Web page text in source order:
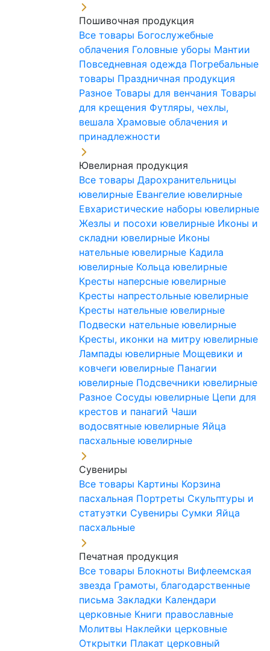
Пошивочная продукция
Все товары Богослужебные
облачения Головные уборы Мантии
Повседневная одежда Погребальные
товары Праздничная продукция
Разное Товары для венчания Товары
для крещения Футляры, чехлы,
вешала Храмовые облачения и
принадлежности
Ювелирная продукция
Все товары Дарохранительницы
ювелирные Евангелие ювелирные
Евхаристические наборы ювелирные
Жезлы и посохи ювелирные Иконы и
складни ювелирные Иконы
нательные ювелирные Кадила
ювелирные Кольца ювелирные
Кресты наперсные ювелирные
Кресты напрестольные ювелирные
Кресты нательные ювелирные
Подвески нательные ювелирные
Кресты, иконки на митру ювелирные
Лампады ювелирные Мощевики и
ковчеги ювелирные Панагии
ювелирные Подсвечники ювелирные
Разное Сосуды ювелирные Цепи для
крестов и панагий Чаши
водосвятные ювелирные Яйца
пасхальные ювелирные
Сувениры
Все товары Картины Корзина
пасхальная Портреты Скульптуры и
статуэтки Сувениры Сумки Яйца
пасхальные
Печатная продукция
Все товары Блокноты Вифлеемская
звезда Грамоты, благодарственные
письма Закладки Календари
церковные Книги православные
Молитвы Наклейки церковные
Открытки Плакат церковный